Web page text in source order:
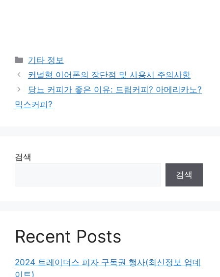
카
테
리
기타 정보
커널형 이어폰의 장단점 및 사용시 주의사항
당뇨 커피가 좋은 이유: 드립커피? 아메리카노?
믹스커피?
검색
검색
Recent Posts
2024 트레이더스 피자 구독권 행사(최신정보 업데
이트)